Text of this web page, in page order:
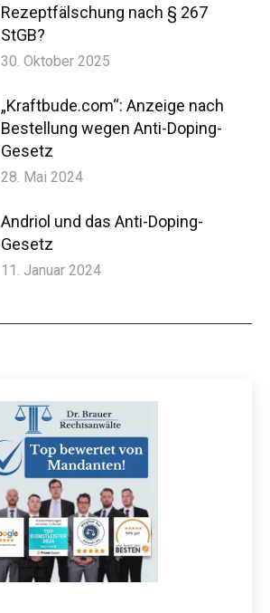
Rezeptfälschung nach § 267
StGB?
30. Oktober 2025
„Kraftbude.com“: Anzeige nach
Bestellung wegen Anti-Doping-
Gesetz
28. Mai 2024
Andriol und das Anti-Doping-
Gesetz
11. Januar 2024